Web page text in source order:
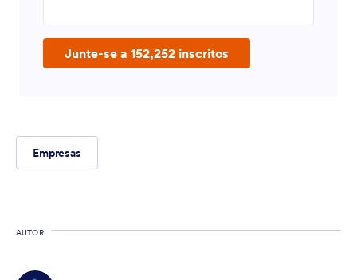
Junte-se a 152,252 inscritos
Empresas
AUTOR